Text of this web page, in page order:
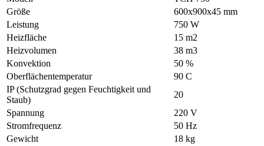
Größe
600х900х45 mm
Leistung
750 W
Heizfläche
15 m2
Heizvolumen
38 m3
Konvektion
50 %
Oberflächentemperatur
90 С
IP (Schutzgrad gegen Feuchtigkeit und
Staub)
20
Spannung
220 V
Stromfrequenz
50 Hz
Gewicht
18 kg